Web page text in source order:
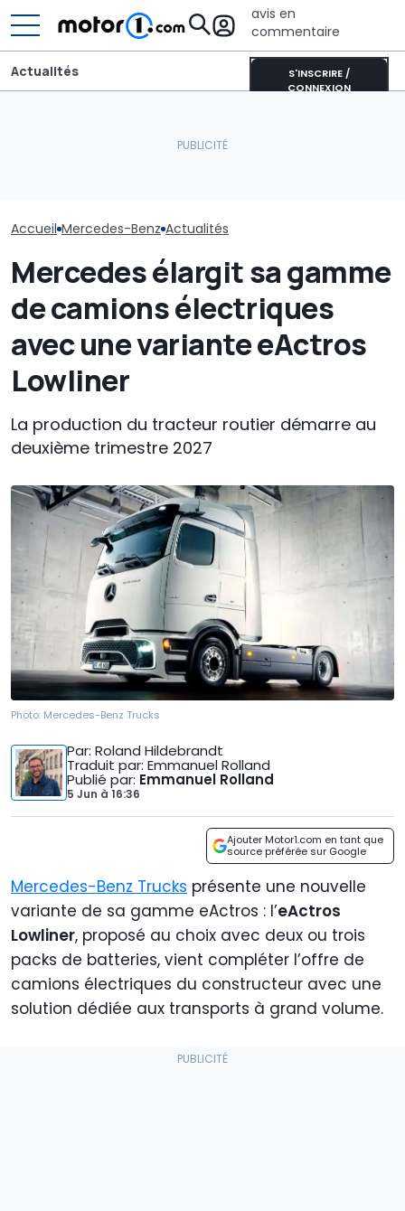
avis en
commentaire
S'INSCRIRE /
CONNEXION
Actualités
Accueil Mercedes-Benz Actualités
Mercedes élargit sa gamme
de camions électriques
avec une variante eActros
Lowliner
La production du tracteur routier démarre au
deuxième trimestre 2027
Photo: Mercedes-Benz Trucks
Par: Roland Hildebrandt
Traduit par: Emmanuel Rolland
Publié par: Emmanuel Rolland
5 Jun à 16:36
Ajouter Motor1.com en tant que
source préférée sur Google
Mercedes-Benz Trucks présente une nouvelle
variante de sa gamme eActros : l’eActros
Lowliner, proposé au choix avec deux ou trois
packs de batteries, vient compléter l’offre de
camions électriques du constructeur avec une
solution dédiée aux transports à grand volume.